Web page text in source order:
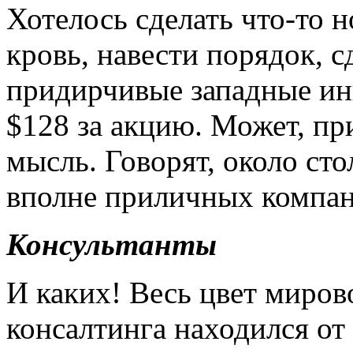
Хотелось сделать что-то
кровь, навести порядок,
придирчивые западные
$128 за акцию. Может,
мысль. Говорят, около
вполне приличных
Консультанты
И каких! Весь цвет
консалтинга находился